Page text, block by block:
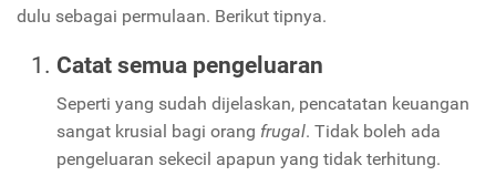
dulu sebagai permulaan. Berikut tipnya.
Catat semua pengeluaran
Seperti yang sudah dijelaskan, pencatatan keuangan
sangat krusial bagi orang frugal. Tidak boleh ada
pengeluaran sekecil apapun yang tidak terhitung.